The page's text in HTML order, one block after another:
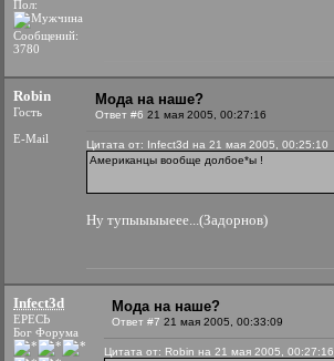
Пол:
Сообщений:
3780
Robin
Гость
E-Mail
Мода на наше?
Ответ #6 21 мая 2005, 00:27:16
Цитата от: Infect3d на 21 мая 2005, 00:25:10
Американцы вообще долбое*ы !
Ну тупыыыыеее...(Задорнов)
Infect3d
ЕРЕСЬ
Бог Форума
Мода на наше?
Ответ #7 21 мая 2005, 00:33:09
Цитата от: Robin на 21 мая 2005, 00:27:16